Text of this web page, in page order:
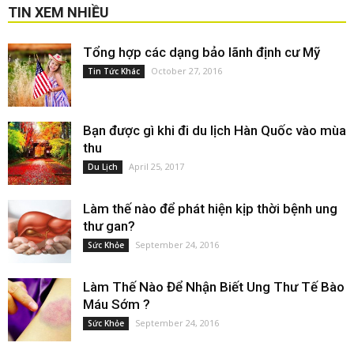
TIN XEM NHIỀU
Tổng hợp các dạng bảo lãnh định cư Mỹ
Tin Tức Khác October 27, 2016
Bạn được gì khi đi du lịch Hàn Quốc vào mùa
thu
Du Lịch April 25, 2017
Làm thế nào để phát hiện kịp thời bệnh ung
thư gan?
Sức Khỏe September 24, 2016
Làm Thế Nào Để Nhận Biết Ung Thư Tế Bào
Máu Sớm ?
Sức Khỏe September 24, 2016